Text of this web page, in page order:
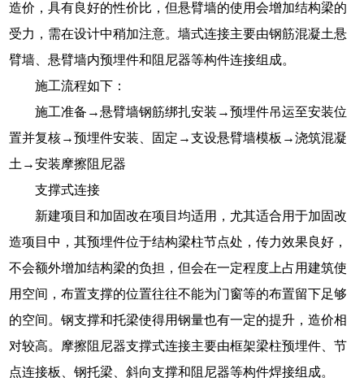
造价，具有良好的性价比，但悬臂墙的使用会增加结构梁的
受力，需在设计中稍加注意。墙式连接主要由钢筋混凝土悬
臂墙、悬臂墙内预埋件和阻尼器等构件连接组成。
施工流程如下：
施工准备→悬臂墙钢筋绑扎安装→预埋件吊运至安装位
置并复核→预埋件安装、固定→支设悬臂墙模板→浇筑混凝
土→安装摩擦阻尼器
支撑式连接
新建项目和加固改在项目均适用，尤其适合用于加固改
造项目中，其预埋件位于结构梁柱节点处，传力效果良好，
不会额外增加结构梁的负担，但会在一定程度上占用建筑使
用空间，布置支撑的位置往往不能为门窗等的布置留下足够
的空间。钢支撑和托梁使得用钢量也有一定的提升，造价相
对较高。摩擦阻尼器支撑式连接主要由框架梁柱预埋件、节
点连接板、钢托梁、斜向支撑和阻尼器等构件焊接组成。